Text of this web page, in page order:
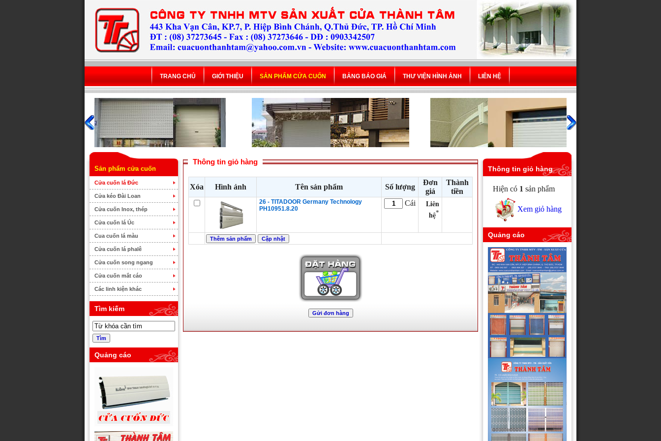
TRANG CHỦ GIỚI THIỆU SẢN PHẨM CỬA CUỐN BẢNG BÁO GIÁ THƯ VIỆN HÌNH ẢNH LIÊN HỆ
Sản phẩm cửa cuốn
Cửa cuốn lá Đức
Cửa kéo Đài Loan
Cửa cuốn Inox, thép
Cửa cuốn lá Úc
Cua cuốn lá màu
Cửa cuốn lá phalê
Cửa cuốn song ngang
Cửa cuốn mắt cáo
Các linh kiện khác
Tìm kiếm
Quảng cáo
Thông tin giỏ hàng
Xóa Hình ảnh Tên sản phẩm Số lượng
Đơn
giá
Thành
tiền
26 - TITADOOR Germany Technology
PH10951.8.20
Cái
Liên
hệ*
Thông tin giỏ hàng
Hiện có 1 sản phẩm
Xem giỏ hàng
Quảng cáo